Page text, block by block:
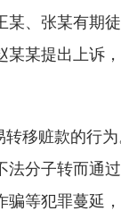
某、张某有期
某某提出上诉
赃款的行为
法分子转而通
骗等犯罪蔓延